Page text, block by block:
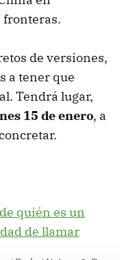
fronteras.
de versiones,
a tener que
Tendrá lugar,
15 de enero, a
quién es un
de llamar